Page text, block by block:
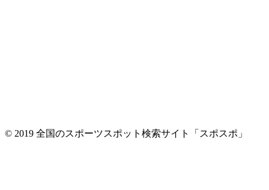
© 2019 全国のスポーツスポット検索サイト「スポスポ」